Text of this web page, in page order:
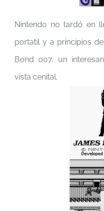
Nintendo no tardó en
portatil y a principios
Bond 007, un
vista cenital.